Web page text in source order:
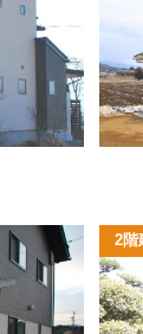
2階